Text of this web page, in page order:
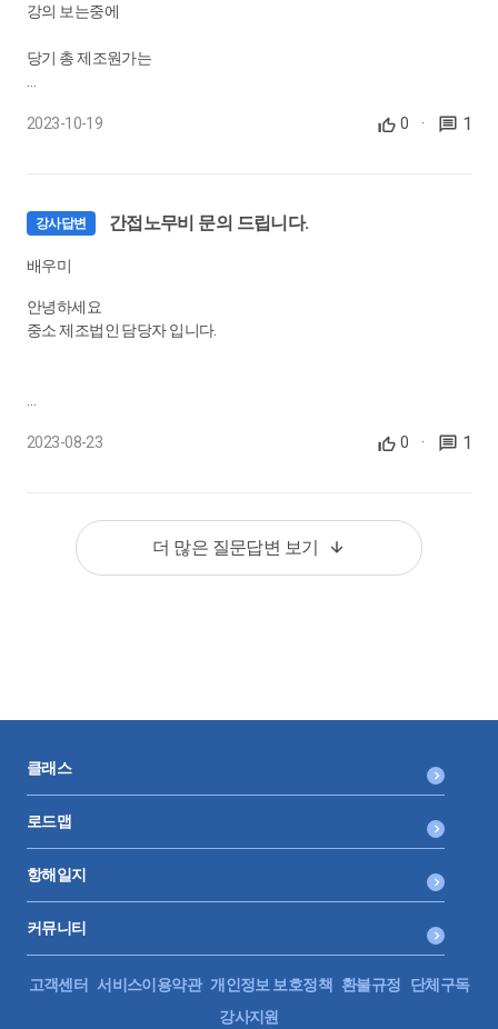
강의 보는중에
당기 총 제조원가는
2023-10-19 0 · 1
강사답변 간접노무비 문의 드립니다.
배우미
안녕하세요
중소 제조법인 담당자 입니다.
다.
생산라인에 투입된 공장 직원외에
Q2)공장장,생산관리직원,품질관리직원 등의 급,상여등을 제조원가에
제품 수량 대비로 배분하면 되나요? 아니면, 어떤 기준에 따라 배분하
는게 좋은지 조언 부탁드립니다.
2023-08-23 0 · 1
더 많은 질문답변 보기
클래스
로드맵
항해일지
커뮤니티
고객센터 서비스이용약관 개인정보 보호정책 환불규정
단체구독
강사지원